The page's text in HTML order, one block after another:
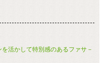
活かして特別感のあるファサ－